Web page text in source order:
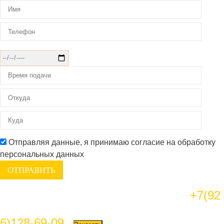
Отправляя данные, я принимаю согласие на обработку
персональных данных
+7(92